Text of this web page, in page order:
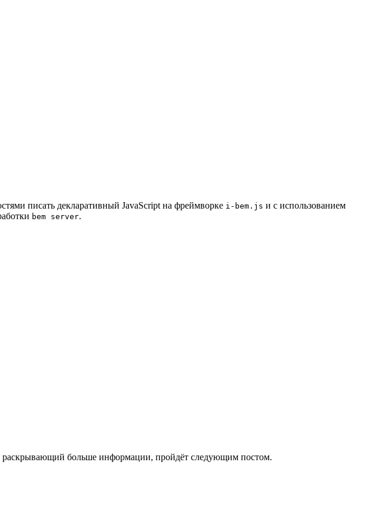
писать декларативный JavaScript на фреймворке i-bem.js и с использованием
bem server.
раскрывающий больше информации, пройдёт следующим постом.